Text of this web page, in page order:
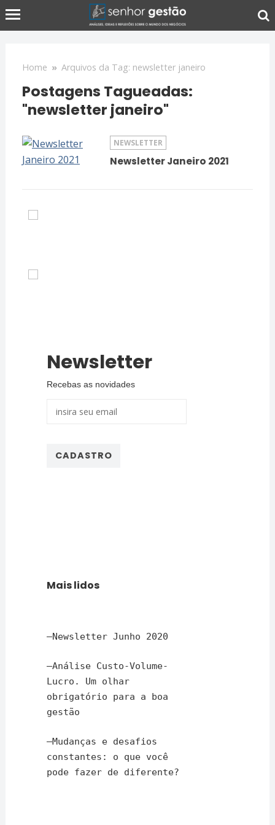
Home » Arquivos da Tag: newsletter janeiro
Postagens Tagueadas:
"newsletter janeiro"
NEWSLETTER
Newsletter Janeiro 2021
Newsletter
Recebas as novidades
Mais lidos
–Newsletter Junho 2020
–Análise Custo-Volume-
Lucro. Um olhar
obrigatório para a boa
gestão
–Mudanças e desafios
constantes: o que você
pode fazer de diferente?